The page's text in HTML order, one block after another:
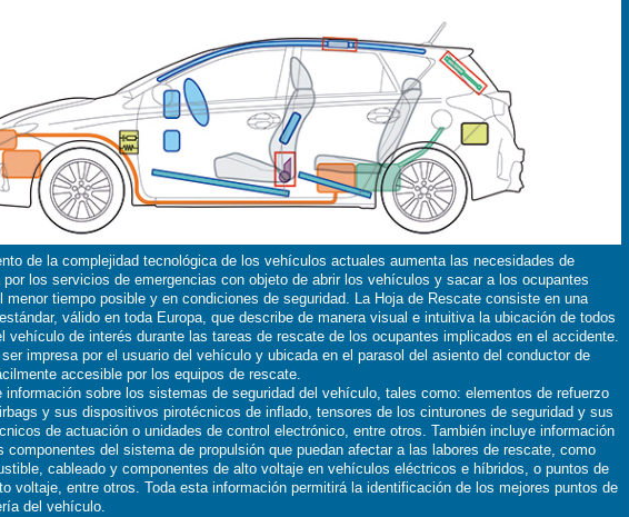
de la complejidad tecnológica de los vehículos actuales aumenta las necesidades de
por los servicios de emergencias con objeto de abrir los vehículos y sacar a los ocupantes
menor tiempo posible y en condiciones de seguridad. La Hoja de Rescate consiste en una
válido en toda Europa, que describe de manera visual e intuitiva la ubicación de todos
vehículo de interés durante las tareas de rescate de los ocupantes implicados en el accidente.
impresa por el usuario del vehículo y ubicada en el parasol del asiento del conductor de
accesible por los equipos de rescate.
información sobre los sistemas de seguridad del vehículo, tales como: elementos de refuerzo
y sus dispositivos pirotécnicos de inflado, tensores de los cinturones de seguridad y sus
de actuación o unidades de control electrónico, entre otros. También incluye información
componentes del sistema de propulsión que puedan afectar a las labores de rescate, como
cableado y componentes de alto voltaje en vehículos eléctricos e híbridos, o puntos de
voltaje, entre otros. Toda esta información permitirá la identificación de los mejores puntos de
del vehículo.